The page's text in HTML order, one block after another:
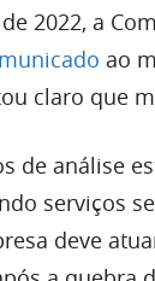
2022, a
ao
claro que
de análise
serviços
deve